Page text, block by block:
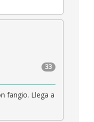
33
fangio. Llega a